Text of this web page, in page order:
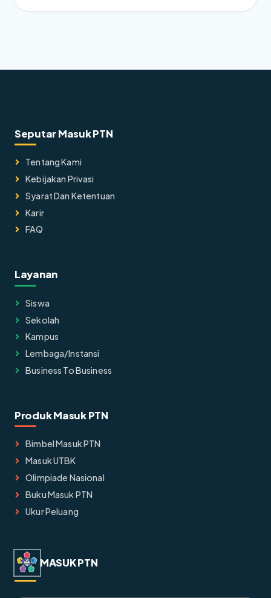
Seputar Masuk PTN
Tentang Kami
Kebijakan Privasi
Syarat Dan Ketentuan
Karir
FAQ
Layanan
Siswa
Sekolah
Kampus
Lembaga/instansi
Business To Business
Produk Masuk PTN
Bimbel Masuk PTN
Masuk UTBK
Olimpiade Nasional
Buku Masuk PTN
Ukur Peluang
MASUK PTN